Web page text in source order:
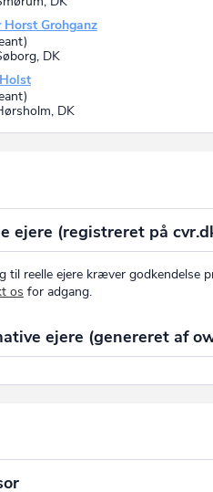
Horst Grohganz
DK
DK
ejere (registreret på
til reelle ejere kræver godkendelse
os for adgang.
ejere (genereret af